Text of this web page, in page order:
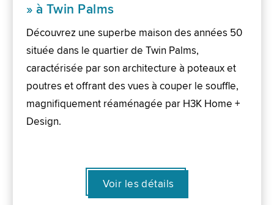
» à Twin Palms
Découvrez une superbe maison des années 50
située dans le quartier de Twin Palms,
caractérisée par son architecture à poteaux et
poutres et offrant des vues à couper le souffle,
magnifiquement réaménagée par H3K Home +
Design.
Voir les détails